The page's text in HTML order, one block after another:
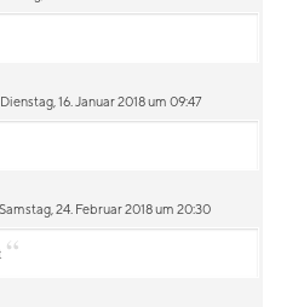
16. Januar 2018 um 09:47
24. Februar 2018 um 20:30
“